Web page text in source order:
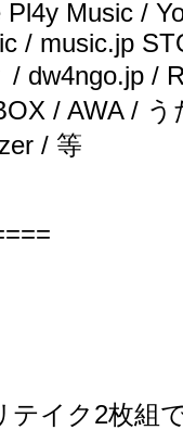
Music /
/ music.jp
dw4ngo.jp /
/ AWA /
/ 等
イク2枚組